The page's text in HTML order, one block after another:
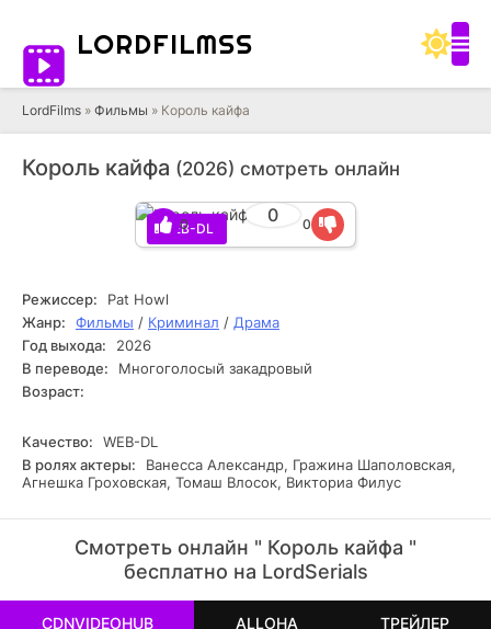
LORDFILMSS
LordFilms » Фильмы » Король кайфа
Король кайфа (2026) смотреть онлайн
WEB-DL
0
0 0
Режиссер:
Pat Howl
Жанр:
Фильмы / Криминал / Драма
Год выхода:
2026
В переводе:
Многоголосый закадровый
Возраст:
Качество:
WEB-DL
В ролях актеры:
Ванесса Александр, Гражина Шаполовская,
Агнешка Гроховская, Томаш Влосок, Викториа Филус
Смотреть онлайн " Король кайфа "
бесплатно на LordSerials
РЕКЛАМА
РЕКЛАМА
РЕКЛАМА
РЕКЛАМА
CDNVIDEOHUB ALLOHA ТРЕЙЛЕР